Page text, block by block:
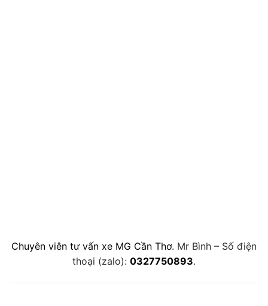
Chuyên viên tư vấn xe MG Cần Thơ. Mr Bình – Số điện
thoại (zalo): 0327750893.